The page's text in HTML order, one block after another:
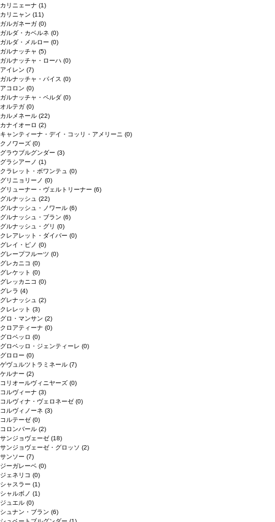
カリニェーナ (1)
カリニャン (11)
ガルガネーガ (0)
ガルダ・カベルネ (0)
ガルダ・メルロー (0)
ガルナッチャ (5)
ガルナッチャ・ローハ (0)
アイレン (7)
ガルナッチャ・パイス (0)
アコロン (0)
ガルナッチャ・ペルダ (0)
オルテガ (0)
カルメネール (22)
カナイオーロ (2)
キャンティーナ・デイ・コッリ・アメリーニ (0)
クノワーズ (0)
グラウブルグンダー (3)
グラシアーノ (1)
クラレット・ボワンテュ (0)
グリニョリーノ (0)
グリューナー・ヴェルトリーナー (6)
グルナッシュ (22)
グルナッシュ・ノワール (6)
グルナッシュ・ブラン (6)
グルナッシュ・グリ (0)
クレアレット・ダイバー (0)
グレイ・ピノ (0)
グレープフルーツ (0)
グレカニコ (0)
グレケット (0)
グレッカニコ (0)
グレラ (4)
グレナッシュ (2)
クレレット (3)
グロ・マンサン (2)
クロアティーナ (0)
グロペッロ (0)
グロペッロ・ジェンティーレ (0)
グロロー (0)
ゲヴュルツトラミネール (7)
ケルナー (2)
コリオールヴィニヤーズ (0)
コルヴィーナ (3)
コルヴィナ・ヴェロネーゼ (0)
コルヴィノーネ (3)
コルテーゼ (0)
コロンバール (2)
サンジョヴェーゼ (18)
サンジョヴェーゼ・グロッソ (2)
サンソー (7)
ジーガレーベ (0)
ジェネリコ (0)
シャスラー (1)
シャルボノ (1)
ジュエル (0)
シュナン・ブラン (6)